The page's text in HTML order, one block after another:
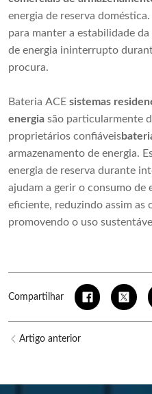
energia de reserva
para manter a estabilidade
de energia ininterrupto
procura.
Bateria ACE sistemas
energia são particularmente
proprietários confiáveis
armazenamento de energia.
energia de reserva durante
ajudam a gerir o consumo de
eficiente, reduzindo assim as
promovendo o uso
Compartilhar
Artigo anterior